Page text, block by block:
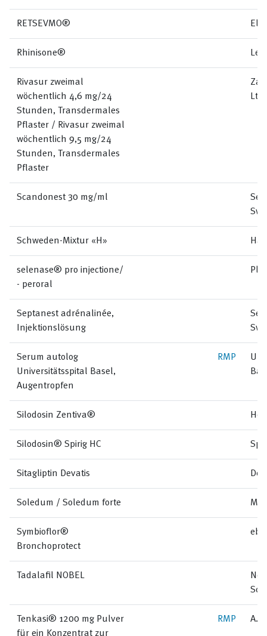
RETSEVMO® Eli
Rhinisone®
Rivasur zweimal
wöchentlich 4,6 mg/24
Stunden, Transdermales
Pflaster / Rivasur zweimal
wöchentlich 9,5 mg/24
Stunden, Transdermales
Pflaster
Ltd
Scandonest 30 mg/ml
Schweden-Mixtur «H»
selenase® pro injectione/
- peroral
Septanest adrénalinée,
Injektionslösung
Serum autolog
Universitätsspital Basel,
Augentropfen
RMP
Silodosin Zentiva®
Silodosin® Spirig HC
Sitagliptin Devatis
Soledum / Soledum forte
Symbioflor®
Bronchoprotect
Tadalafil NOBEL
Tenkasi® 1200 mg Pulver
für ein Konzentrat zur
RMP A.